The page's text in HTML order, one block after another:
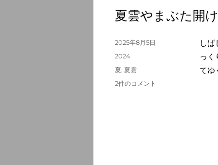
夏雲やまぶた開
しば
っく
てゆ
投
2025年8月5日
カ
テ
リ
2024
タ
グ
夏, 夏雲
夏
2件のコメント